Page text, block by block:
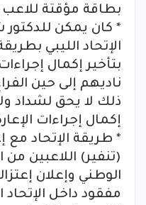
بطاقة مؤقتة للاعب
* كان يمكن للدكتور
الإتحاد الليبي
بتأخير إكمال
ناديهم إلى حين
ذلك لا يحق لشداد
إكمال إجراءات
* طريقة الإتحاد مع
(تنفير) اللاعبين من
الوطني وإعلان
مفقود داخل الإتحاد